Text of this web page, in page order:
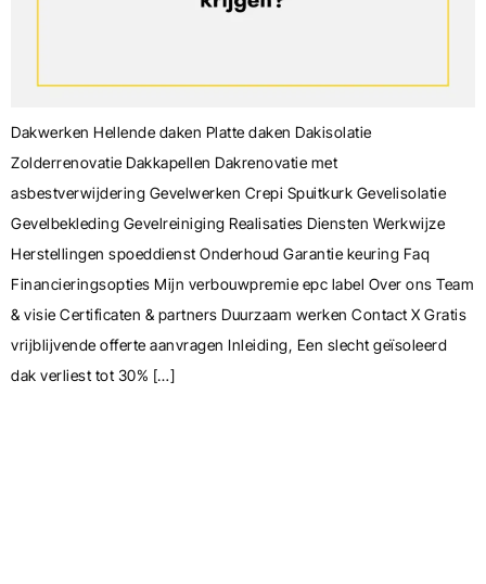
Dakwerken Hellende daken Platte daken Dakisolatie
Zolderrenovatie Dakkapellen Dakrenovatie met
asbestverwijdering Gevelwerken Crepi Spuitkurk Gevelisolatie
Gevelbekleding Gevelreiniging Realisaties Diensten Werkwijze
Herstellingen spoeddienst Onderhoud Garantie keuring Faq
Financieringsopties Mijn verbouwpremie epc label Over ons Team
& visie Certificaten & partners Duurzaam werken Contact X Gratis
vrijblijvende offerte aanvragen Inleiding, Een slecht geïsoleerd
dak verliest tot 30% […]